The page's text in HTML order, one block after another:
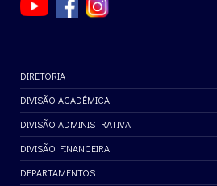
DIRETORIA
DIVISÃO ACADÊMICA
DIVISÃO ADMINISTRATIVA
DIVISÃO FINANCEIRA
DEPARTAMENTOS